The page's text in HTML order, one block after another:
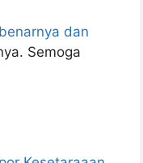
dan
Semoga